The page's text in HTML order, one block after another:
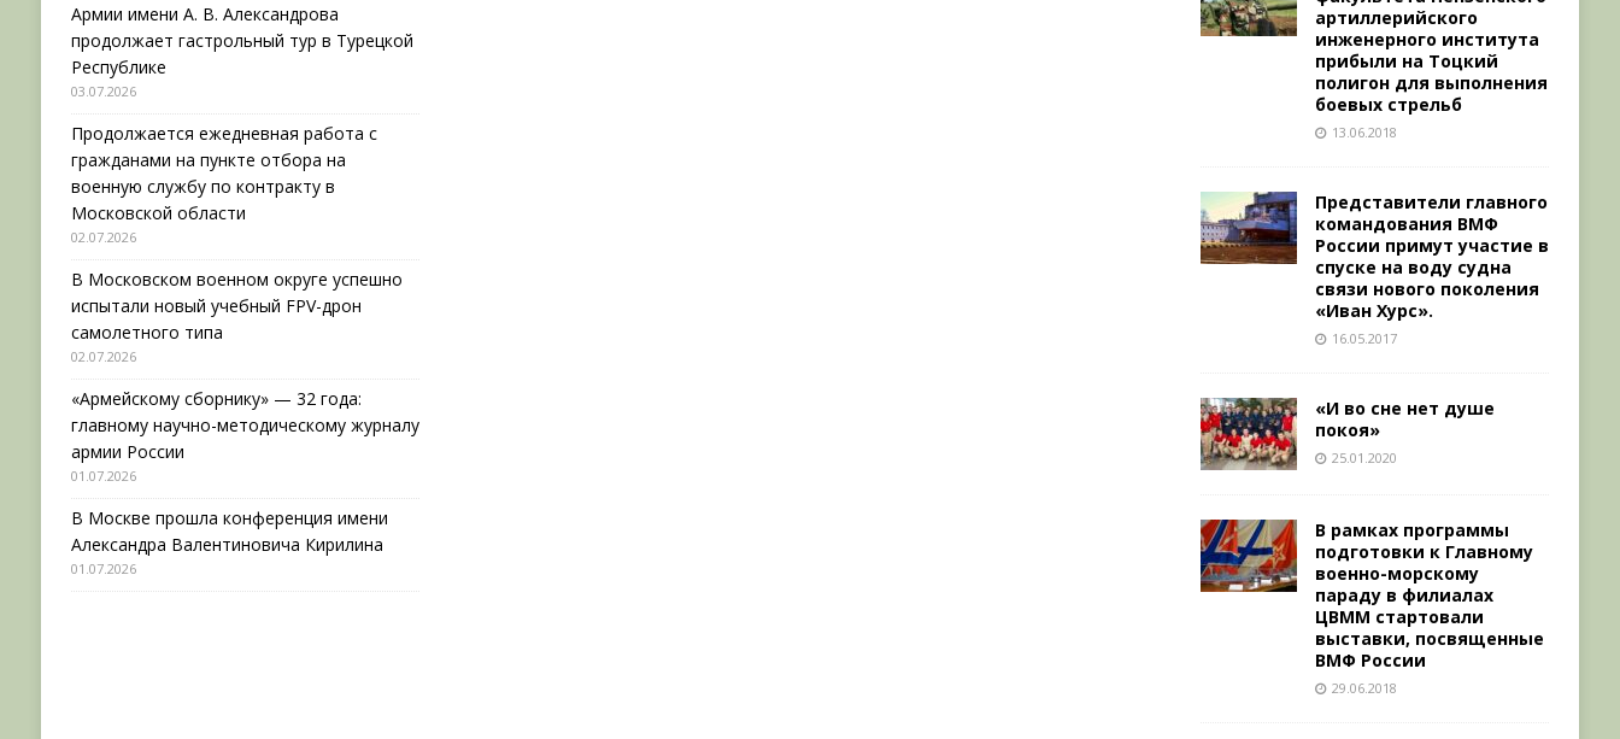
Армии имени А. В. Александрова
продолжает гастрольный тур в Турецкой
Республике
03.07.2026
Продолжается ежедневная работа с
гражданами на пункте отбора на
военную службу по контракту в
Московской области
02.07.2026
В Московском военном округе успешно
испытали новый учебный FPV-дрон
самолетного типа
02.07.2026
«Армейскому сборнику» — 32 года:
главному научно-методическому журналу
армии России
01.07.2026
В Москве прошла конференция имени
Александра Валентиновича Кирилина
01.07.2026
артиллерийского
инженерного института
прибыли на Тоцкий
полигон для выполнения
боевых стрельб
13.06.2018
Представители главного
командования ВМФ
России примут участие в
спуске на воду судна
связи нового поколения
«Иван Хурс».
16.05.2017
«И во сне нет душе
покоя»
25.01.2020
В рамках программы
подготовки к Главному
военно-морскому
параду в филиалах
ЦВММ стартовали
выставки, посвященные
ВМФ России
29.06.2018